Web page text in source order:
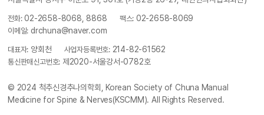
전화: 02-2658-8068, 8868 팩스: 02-2658-8069
이메일: drchuna@naver.com
대표자: 양회천 사업자등록번호:214-82-61562
통신판매신고번호: 제2020-서울강서-0782호
© 2024 척추신경추나의학회, Korean Society of Chuna Manual
Medicine for Spine & Nerves(KSCMM). All Rights Reserved.